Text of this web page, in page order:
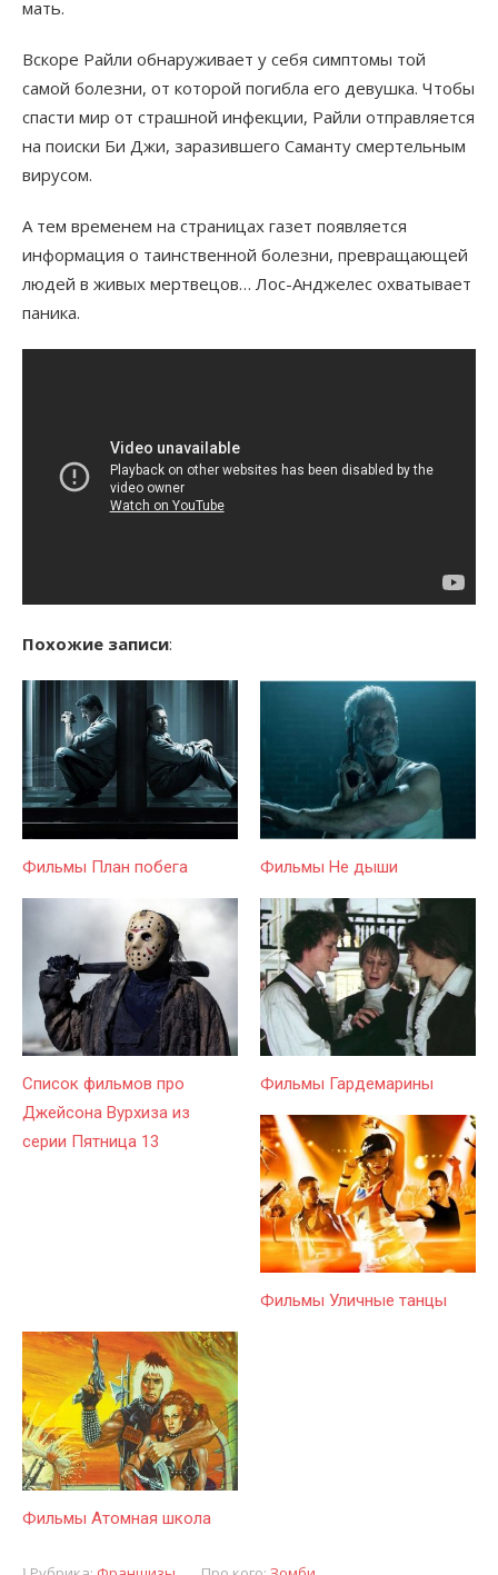
мать.
Вскоре Райли обнаруживает у себя симптомы той
самой болезни, от которой погибла его девушка. Чтобы
спасти мир от страшной инфекции, Райли отправляется
на поиски Би Джи, заразившего Саманту смертельным
вирусом.
А тем временем на страницах газет появляется
информация о таинственной болезни, превращающей
людей в живых мертвецов… Лос-Анджелес охватывает
паника.
Похожие записи:
Фильмы План побега Фильмы Не дыши
Список фильмов про
Джейсона Вурхиза из
серии Пятница 13
Фильмы Гардемарины
Фильмы Уличные танцы
Фильмы Атомная школа